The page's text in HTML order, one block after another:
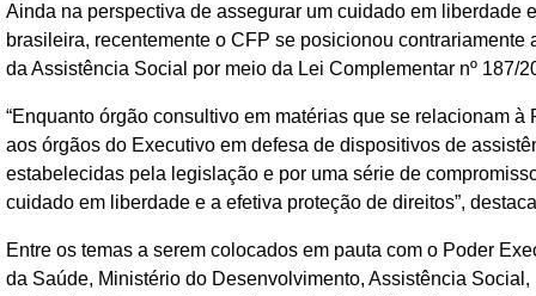
Ainda na perspectiva de assegurar um cuidado em
brasileira, recentemente o CFP se posicionou
da Assistência Social por meio da Lei Complementar nº 187/
“Enquanto órgão consultivo em matérias que se relacionam
aos órgãos do Executivo em defesa de dispositivos de
estabelecidas pela legislação e por uma série de
cuidado em liberdade e a efetiva proteção de direitos”,
Entre os temas a serem colocados em pauta com o Poder
da Saúde, Ministério do Desenvolvimento, Assistência